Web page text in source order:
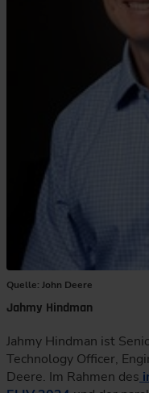
Quelle: John Deere
Jahmy Hindman
Jahmy Hindman ist
Technology Officer,
Deere. Im Rahmen des